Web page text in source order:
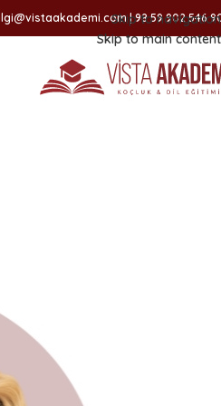
Skip to navigation
Skip to main content